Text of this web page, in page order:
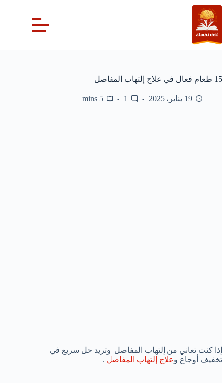
التجاوز
إلى
المحتوى
15 طعام فعال في علاج إلتهاب المفاصل
19 يناير، 2025 1
5 mins
إذا كنت تعاني من إلتهاب المفاصل وتريد حل سريع في
تخفيف أوجاع وعلاج إلتهاب المفاصل .